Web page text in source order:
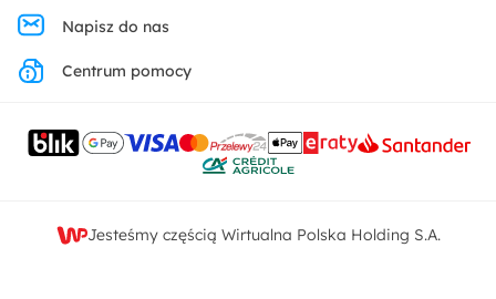
Polityka prywatności
Ustawienia prywatności
Kontakt
Napisz do nas
Centrum pomocy
Jesteśmy częścią Wirtualna Polska Holding S.A.